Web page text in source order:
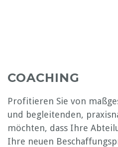
COACHING
Profitieren Sie von
und begleitenden,
möchten, dass Ihre
Ihre neuen